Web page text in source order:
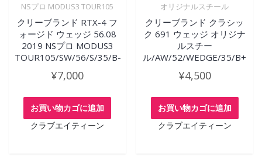
NSプロ MODUS3 TOUR105
クリーブランド RTX-4 フ
ォージド ウェッジ 56.08
2019 NSプロ MODUS3
TOUR105/SW/56/S/35/B-
¥7,000
お買い物カゴに追加
クラブエイティーン
オリジナルスチール
クリーブランド クラシッ
ク 691 ウェッジ オリジナ
ルスチー
ル/AW/52/WEDGE/35/B+
¥4,500
お買い物カゴに追加
クラブエイティーン